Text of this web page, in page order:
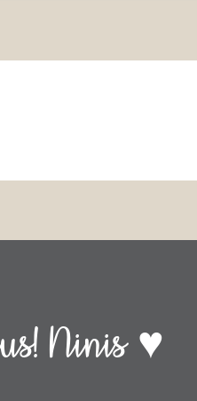
Ninis ♥